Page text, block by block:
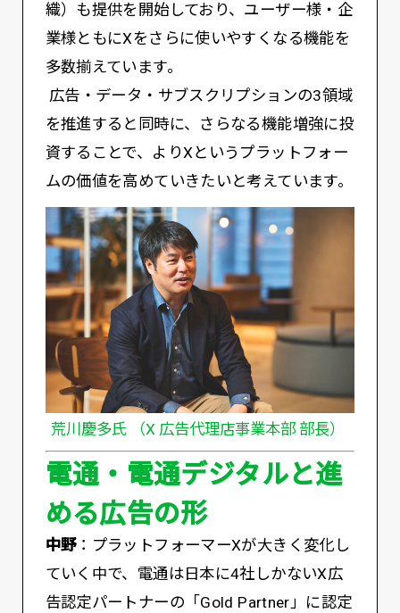
織）も提供を開始しており、ユーザー様・企
業様ともにXをさらに使いやすくなる機能を
多数揃えています。
広告・データ・サブスクリプションの3領域
を推進すると同時に、さらなる機能増強に投
資することで、よりXというプラットフォー
ムの価値を高めていきたいと考えています。
荒川慶多氏 （X 広告代理店事業本部 部長）
電通・電通デジタルと進
める広告の形
中野：プラットフォーマーXが大きく変化し
ていく中で、電通は日本に4社しかないX広
告認定パートナーの「Gold Partner」に認定